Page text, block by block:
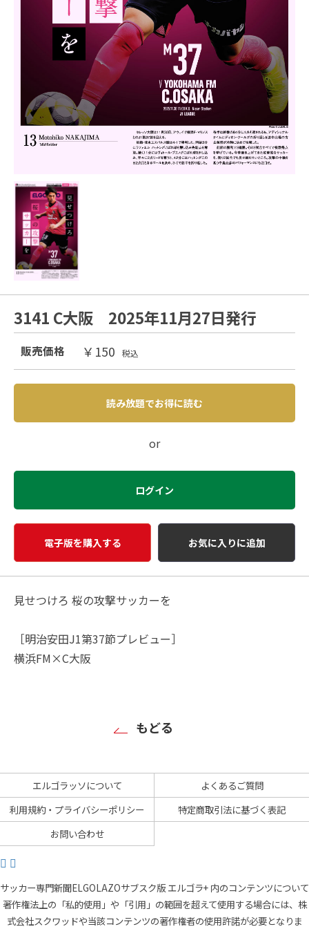
3141 C大阪 2025年11月27日発行
販売価格 ￥150 税込
読み放題でお得に読む
or
ログイン
電子版を購入する お気に入りに追加
見せつけろ 桜の攻撃サッカーを
［明治安田J1第37節プレビュー］
横浜FM×C大阪
もどる
エルゴラッソについて
よくあるご質問
利用規約・プライバシーポリシー
特定商取引法に基づく表記
お問い合わせ
サッカー専門新聞ELGOLAZOサブスク版 エルゴラ+ 内のコンテンツについて
著作権法上の「私的使用」や「引用」の範囲を超えて使用する場合には、株
式会社スクワッドや当該コンテンツの著作権者の使用許諾が必要となりま